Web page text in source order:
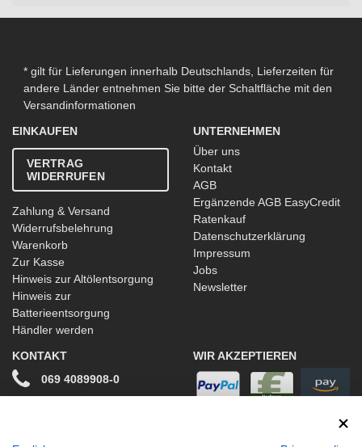
* gilt für Lieferungen innerhalb Deutschlands, Lieferzeiten für
andere Länder entnehmen Sie bitte der Schaltfläche mit den
Versandinformationen
EINKAUFEN
VERTRAG
WIDERRUFEN
Zahlung & Versand
Widerrufsbelehrung
Warenkorb
Zur Kasse
Hinweis zur Altölentsorgung
Hinweis zur
Batterieentsorgung
Händler werden
UNTERNEHMEN
Über uns
Kontakt
AGB
Ergänzende AGB EasyCredit
Ratenkauf
Datenschutzerklärung
Impressum
Jobs
Newsletter
KONTAKT
069 4089908-0
WIR AKZEPTIEREN